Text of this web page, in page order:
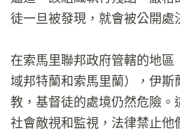
徒一旦被發現，就會被公開處
在索馬里聯邦政府管轄的地區
域邦特蘭和索馬里蘭），伊斯
教，基督徒的處境仍然危險。
社會敵視和監視，法律禁止